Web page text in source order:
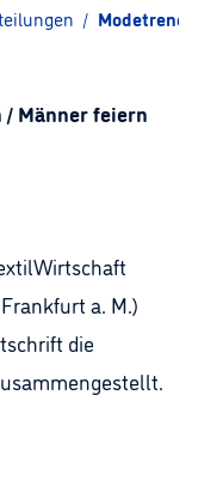
/ Modetrends
Männer feiern
a. M.)
die